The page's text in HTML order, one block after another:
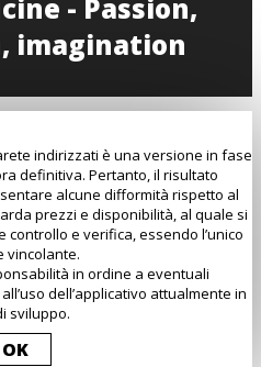
indirizzati è una versione in fase
definitiva. Pertanto, il risultato
alcune difformità rispetto al
prezzi e disponibilità, al quale si
e verifica, essendo l’unico
vincolante.
in ordine a eventuali
dell’applicativo attualmente in
sviluppo.
OK